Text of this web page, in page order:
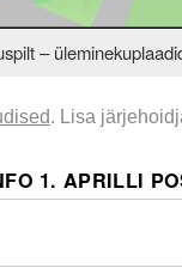
–
. Lisa
1. APRILLI